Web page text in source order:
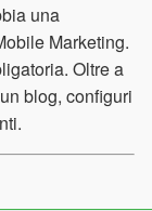
una
Marketing.
Oltre a
blog, configuri